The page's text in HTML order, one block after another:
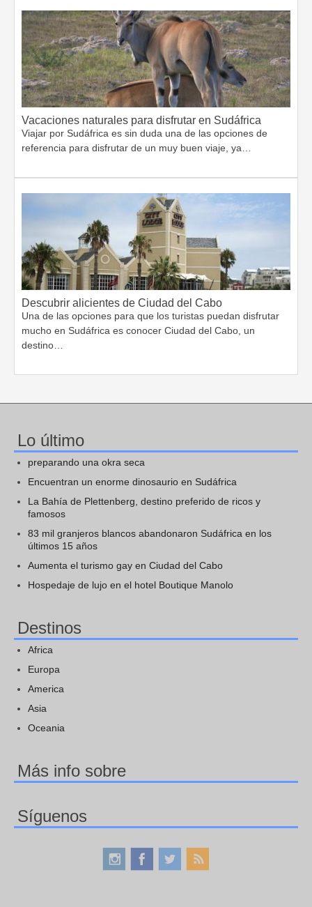
Vacaciones naturales para disfrutar en Sudáfrica
Viajar por Sudáfrica es sin duda una de las opciones de
referencia para disfrutar de un muy buen viaje, ya…
Descubrir alicientes de Ciudad del Cabo
Una de las opciones para que los turistas puedan disfrutar
mucho en Sudáfrica es conocer Ciudad del Cabo, un
destino…
Lo último
preparando una okra seca
Encuentran un enorme dinosaurio en Sudáfrica
La Bahía de Plettenberg, destino preferido de ricos y
famosos
83 mil granjeros blancos abandonaron Sudáfrica en los
últimos 15 años
Aumenta el turismo gay en Ciudad del Cabo
Hospedaje de lujo en el hotel Boutique Manolo
Destinos
Africa
Europa
America
Asia
Oceania
Más info sobre
Síguenos